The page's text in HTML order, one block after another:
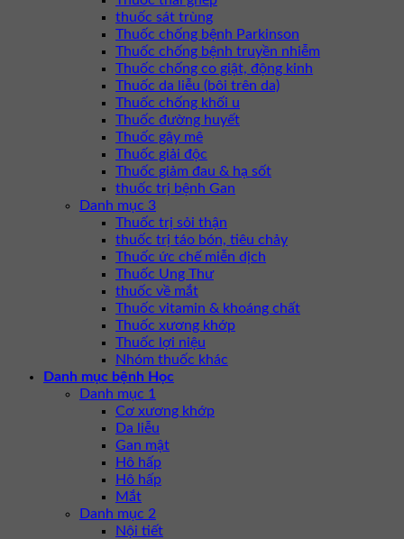
thuốc sát trùng
Thuốc chống bệnh Parkinson
Thuốc chống bệnh truyền nhiễm
Thuốc chống co giật, động kinh
Thuốc da liễu (bôi trên da)
Thuốc chống khối u
Thuốc đường huyết
Thuốc gây mê
Thuốc giải độc
Thuốc giảm đau & hạ sốt
thuốc trị bệnh Gan
Danh mục 3
Thuốc trị sỏi thận
thuốc trị táo bón, tiêu chảy
Thuốc ức chế miễn dịch
Thuốc Ung Thư
thuốc về mắt
Thuốc vitamin & khoáng chất
Thuốc xương khớp
Thuốc lợi niệu
Nhóm thuốc khác
Danh mục bệnh Học
Danh mục 1
Cơ xương khớp
Da liễu
Gan mật
Hô hấp
Hô hấp
Mắt
Danh mục 2
Nội tiết